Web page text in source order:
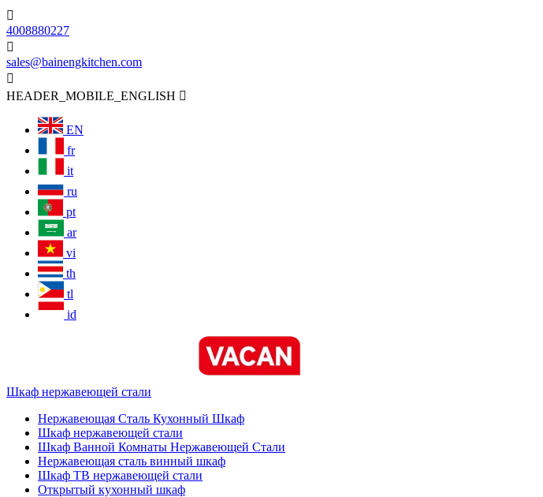

4008880227

sales@bainengkitchen.com

HEADER_MOBILE_ENGLISH 
EN
fr
it
ru
pt
ar
vi
th
tl
id
Шкаф нержавеющей стали
Нержавеющая Сталь Кухонный Шкаф
Шкаф нержавеющей стали
Шкаф Ванной Комнаты Нержавеющей Стали
Нержавеющая сталь винный шкаф
Шкаф ТВ нержавеющей стали
Открытый кухонный шкаф